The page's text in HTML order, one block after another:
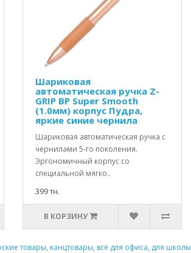
Шариковая
автоматическая ручка Z-
GRIP BP Super Smooth
(1.0мм) корпус Пудра,
яркие синие чернила
Шариковая автоматическая ручка с
чернилами 5-го поколения.
Эргономичный корпус со
специальной мягко..
399 тн.
В КОРЗИНУ
товары, канцтовары, всё для офиса, для школы